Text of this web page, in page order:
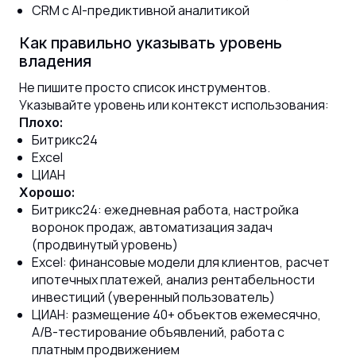
CRM с AI-предиктивной аналитикой
Как правильно указывать уровень
владения
Не пишите просто список инструментов.
Указывайте уровень или контекст использования:
Плохо:
Битрикс24
Excel
ЦИАН
Хорошо:
Битрикс24: ежедневная работа, настройка
воронок продаж, автоматизация задач
(продвинутый уровень)
Excel: финансовые модели для клиентов, расчет
ипотечных платежей, анализ рентабельности
инвестиций (уверенный пользователь)
ЦИАН: размещение 40+ объектов ежемесячно,
A/B-тестирование объявлений, работа с
платным продвижением